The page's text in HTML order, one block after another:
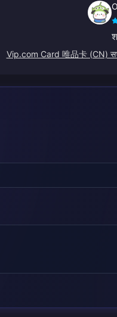
Vip.com Card 唯品卡 (CN) सभी